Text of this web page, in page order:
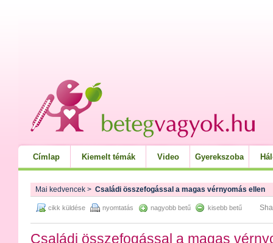
Címlap Kiemelt témák Video Gyerekszoba
Mai kedvencek > Családi összefogással a magas vérnyomás ellen
cikk küldése nyomtatás nagyobb betű kisebb betű
Családi összefogással a magas